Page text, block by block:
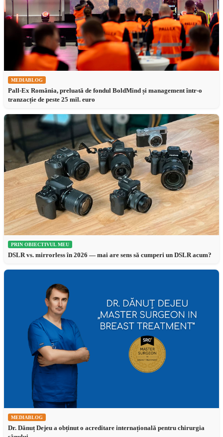
MEDIABLOG
Pall-Ex România, preluată de fondul BoldMind și management într-o
tranzacție de peste 25 mil. euro
PRIN OBIECTIVUL MEU
DSLR vs. mirrorless în 2026 — mai are sens să cumperi un DSLR acum?
MEDIABLOG
Dr. Dănuț Dejeu a obținut o acreditare internațională pentru chirurgia